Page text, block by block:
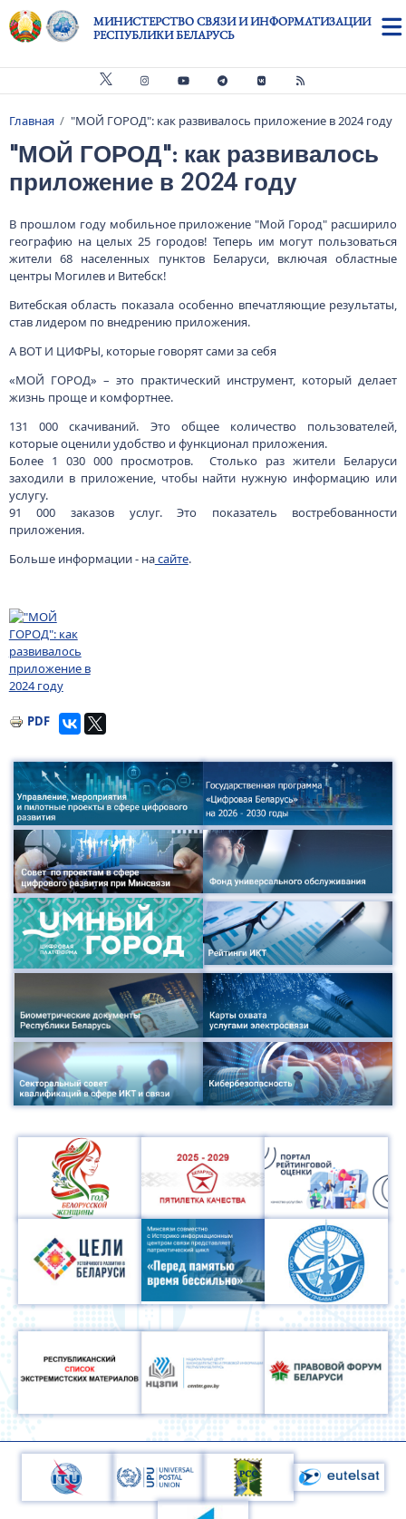
Перейти к основному содержанию
МИНИСТЕРСТВО СВЯЗИ И ИНФОРМАТИЗАЦИИ
РЕСПУБЛИКИ БЕЛАРУСЬ
Строка навигации
Главная "МОЙ ГОРОД": как развивалось приложение в 2024 году
"МОЙ ГОРОД": как развивалось
приложение в 2024 году
В прошлом году мобильное приложение "Мой Город" расширило
географию на целых 25 городов! Теперь им могут пользоваться
жители 68 населенных пунктов Беларуси, включая областные
центры Могилев и Витебск!
Витебская область показала особенно впечатляющие результаты,
став лидером по внедрению приложения.
А ВОТ И ЦИФРЫ, которые говорят сами за себя
«МОЙ ГОРОД» – это практический инструмент, который делает
жизнь проще и комфортнее.
131 000 скачиваний. Это общее количество пользователей,
которые оценили удобство и функционал приложения.
Более 1 030 000 просмотров. Столько раз жители Беларуси
заходили в приложение, чтобы найти нужную информацию или
услугу.
91 000 заказов услуг. Это показатель востребованности
приложения.
Больше информации - насайте.
Изображение
PDF